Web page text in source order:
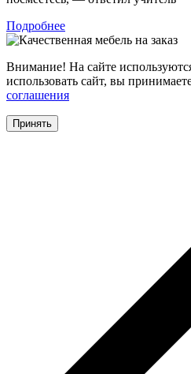
Подробнее
Внимание! На сайте
использовать сайт, вы
соглашения
Принять